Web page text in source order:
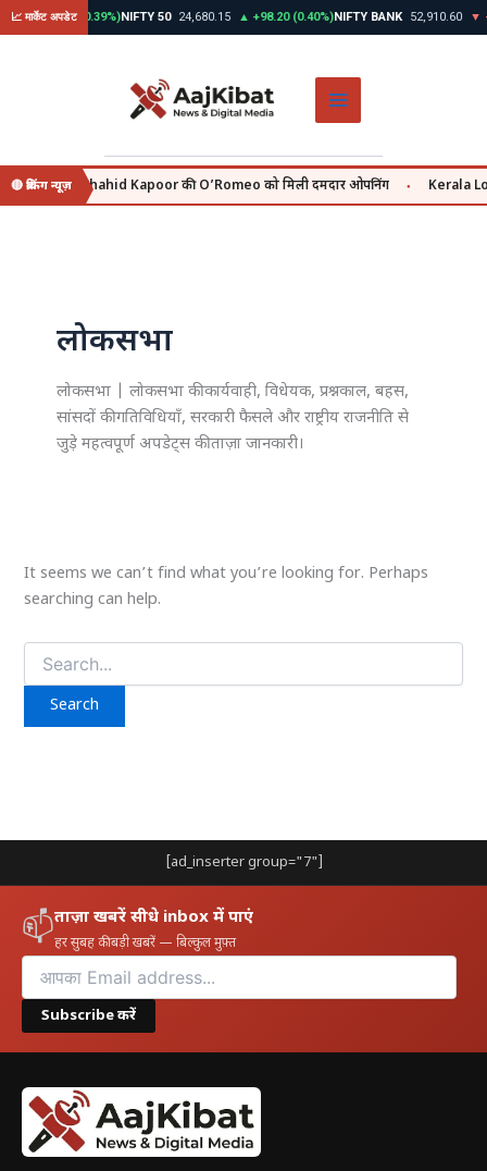
Skip
to
📈 मार्केट अपडेट
▲ +312.45 (0.39%)NIFTY 50 24,680.15 ▲ +98.20 (0.40%)NIFTY BANK 52,910.60 ▼ -
🔴 ब्रेकिंग न्यूज़
se, वहीं Shahid Kapoor की O’Romeo को मिली दमदार ओपनिंग Kerala
लोकसभा
लोकसभा | लोकसभा की कार्यवाही, विधेयक, प्रश्नकाल, बहस,
सांसदों की गतिविधियाँ, सरकारी फैसले और राष्ट्रीय राजनीति से
जुड़े महत्वपूर्ण अपडेट्स की ताज़ा जानकारी।
It seems we can’t find what you’re looking for. Perhaps
searching can help.
Search
for:
[ad_inserter group="7"]
📫ताज़ा खबरें सीधे inbox में पाएं
हर सुबह की बड़ी खबरें — बिल्कुल मुफ़्त
Subscribe करें